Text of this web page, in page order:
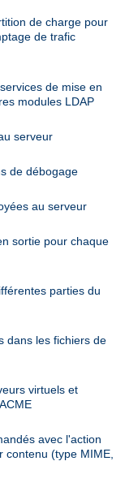
de charge pour
de trafic
de mise en
modules LDAP
serveur
de débogage
au serveur
sortie pour chaque
parties du
dans les fichiers de
virtuels et
avec l'action
contenu (type MIME,